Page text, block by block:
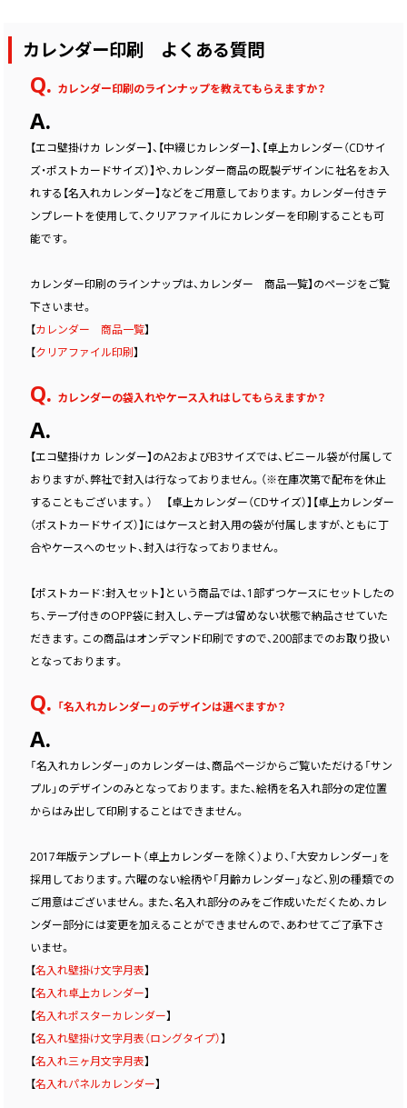
カレンダー印刷 よくある質問
Q. カレンダー印刷のラインナップを教えてもらえますか？
A.
【エコ壁掛けカ レンダー】、【中綴じカレンダー】、【卓上カレンダー（CDサイ
ズ・ポストカードサイズ）】や、カレンダー商品の既製デザインに社名をお入
れする【名入れカレンダー】などをご用意しております。カレンダー付きテ
ンプレートを使用して、クリアファイルにカレンダーを印刷することも可
能です。
カレンダー印刷のラインナップは、カレンダー 商品一覧】のページをご覧
下さいませ。
【カレンダー 商品一覧】
【クリアファイル印刷】
Q. カレンダーの袋入れやケース入れはしてもらえますか？
A.
【エコ壁掛けカ レンダー】のA2およびB3サイズでは、ビニール袋が付属して
おりますが、弊社で封入は行なっておりません。（※在庫次第で配布を休止
することもございます。） 【卓上カレンダー（CDサイズ）】【卓上カレンダー
（ポストカードサイズ）】にはケースと封入用の袋が付属しますが、ともに丁
合やケースへのセット、封入は行なっておりません。
【ポストカード：封入セット】という商品では、1部ずつケースにセットしたの
ち、テープ付きのOPP袋に封入し、テープは留めない状態で納品させていた
だきます。この商品はオンデマンド印刷ですので、200部までのお取り扱い
となっております。
Q. 「名入れカレンダー」のデザインは選べますか？
A.
「名入れカレンダー」のカレンダーは、商品ページからご覧いただける「サン
プル」のデザインのみとなっております。また、絵柄を名入れ部分の定位置
からはみ出して印刷することはできません。
2017年版テンプレート（卓上カレンダーを除く）より、「大安カレンダー」を
採用しております。六曜のない絵柄や「月齢カレンダー」など、別の種類での
ご用意はございません。また、名入れ部分のみをご作成いただくため、カレ
ンダー部分には変更を加えることができませんので、あわせてご了承下さ
いませ。
【名入れ壁掛け文字月表】
【名入れ卓上カレンダー】
【名入れポスターカレンダー】
【名入れ壁掛け文字月表（ロングタイプ）】
【名入れ三ヶ月文字月表】
【名入れパネルカレンダー】